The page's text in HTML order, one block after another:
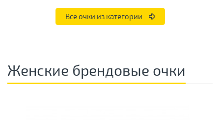
Все очки из категории
Женские брендовые очки